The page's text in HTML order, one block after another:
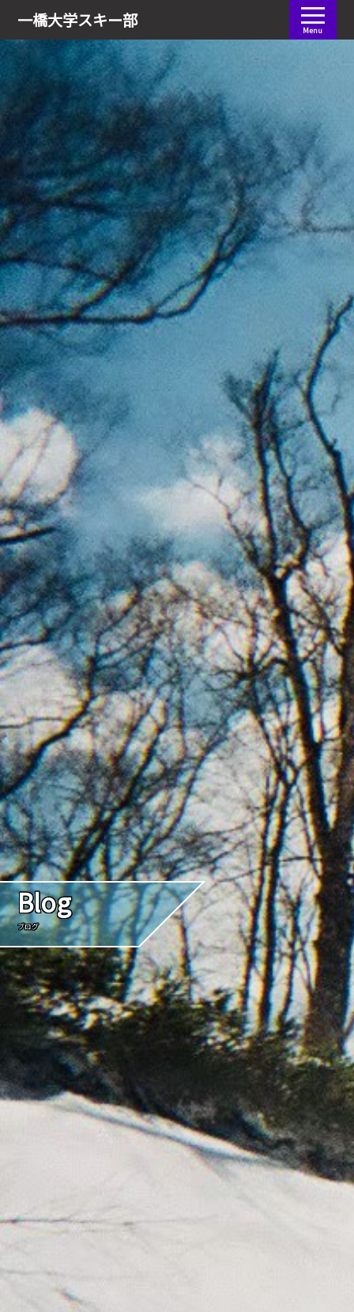
一橋大学スキー部 Menu
会員ログイン
Blog
ブログ